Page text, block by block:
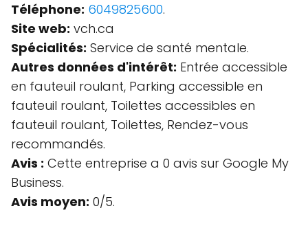
Téléphone: 6049825600.
Site web: vch.ca
Spécialités: Service de santé mentale.
Autres données d'intérêt: Entrée accessible
en fauteuil roulant, Parking accessible en
fauteuil roulant, Toilettes accessibles en
fauteuil roulant, Toilettes, Rendez-vous
recommandés.
Avis : Cette entreprise a 0 avis sur Google My
Business.
Avis moyen: 0/5.